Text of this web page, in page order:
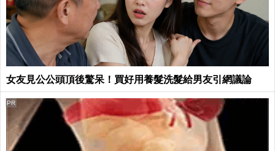
女友見公公頭頂後驚呆！買好用養髮洗髮給男友引網議論
PR